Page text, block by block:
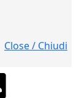
Close / Chiudi